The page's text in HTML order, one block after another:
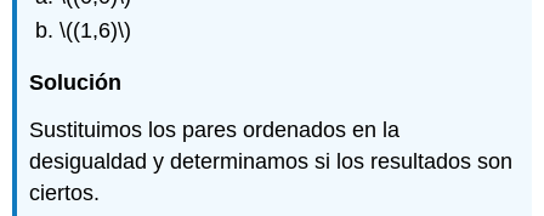
\((1,6)\)
Solución
Sustituimos los pares ordenados en la
desigualdad y determinamos si los resultados son
ciertos.